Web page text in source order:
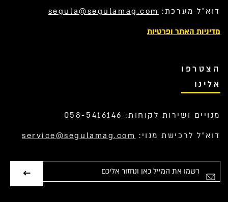
דוא”ל מערכת: segula@segulamag.com
מדיניות האתר ופרטיות
הצטרפו
אלינו
מנויים ושירות לקוחות: 058-5416146
דוא”ל לרכישת מנוי: service@segulamag.com